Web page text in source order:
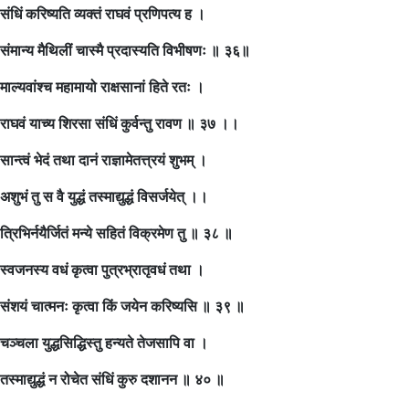
संधिं करिष्यति व्यक्तं राघवं प्रणिपत्य ह ।
संमान्य मैथिलीं चास्मै प्रदास्यति विभीषणः ॥ ३६॥
माल्यवांश्च महामायो राक्षसानां हिते रतः ।
राघवं याच्य शिरसा संधिं कुर्वन्तु रावण ॥ ३७ ।।
सान्त्वं भेदं तथा दानं राज्ञामेतत्त्रयं शुभम् ।
अशुभं तु स वै युद्धं तस्माद्युद्धं विसर्जयेत् ।।
त्रिभिर्नयैर्जितं मन्ये सहितं विक्रमेण तु ॥ ३८ ॥
स्वजनस्य वधं कृत्वा पुत्रभ्रातृवधं तथा ।
संशयं चात्मनः कृत्वा किं जयेन करिष्यसि ॥ ३९ ॥
चञ्चला युद्धसिद्धिस्तु हन्यते तेजसापि वा ।
तस्माद्युद्धं न रोचेत संधिं कुरु दशानन ॥ ४० ॥